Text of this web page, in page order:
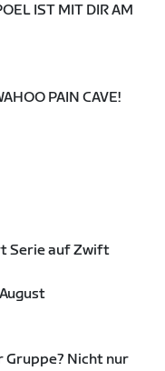
IST MIT DIR AM
PAIN CAVE!
Serie auf Zwift
Gruppe? Nicht nur